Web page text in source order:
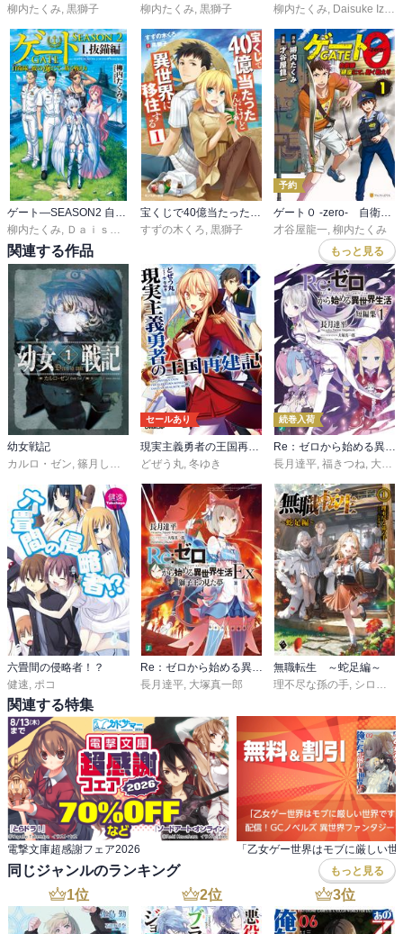
柳内たくみ, 黒獅子
柳内たくみ, 黒獅子
柳内たくみ, Daisuke Izuka
柳内たくみ ＤａｉｓｕｋｅＩｚｕｋａ
すずの木くろ 黒獅子
予約
才谷屋龍一 柳内たくみ
関連する作品 もっと見る
幼女戦記
カルロ・ゼン, 篠月しのぶ
セールあり
現実主義勇者の王国再建記
どぜう丸, 冬ゆき
続巻入荷
Re：ゼロから始める異世界生活 短編集
長月達平, 福きつね, 大塚真一郎
六畳間の侵略者！？
健速 ポコ
長月達平 大塚真一郎
無職転生 ～蛇足編～
理不尽な孫の手 シロタカ
関連する特集
電撃文庫超感謝フェア2026
同じジャンルのランキング もっと見る
1位 2位 3位